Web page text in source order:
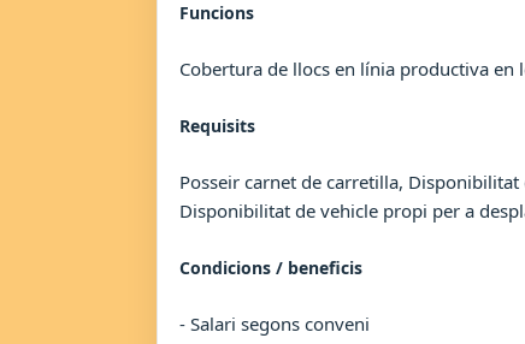
Funcions
Cobertura de llocs en línia productiva en
Requisits
Posseir carnet de carretilla, Disponibilitat
Disponibilitat de vehicle propi per a
Condicions / beneficis
- Salari segons conveni